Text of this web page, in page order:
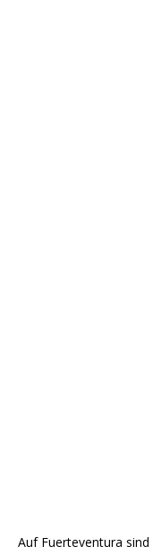
Auf Fuerteventura